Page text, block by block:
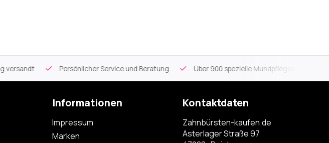
Persönlicher Service und Beratung Über 900 spezielle Mundpflegeartikel
Informationen
Impressum
Marken
Kontaktdaten
Zahnbürsten-kaufen.de
Asterlager Straße 97